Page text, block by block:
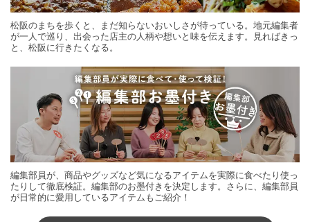
松阪のまちを歩くと、まだ知らないおいしさが待っている。地元編集者
が一人で巡り、出会った店主の人柄や想いと味を伝えます。見ればきっ
と、松阪に行きたくなる。
編集部員が、商品やグッズなど気になるアイテムを実際に食べたり使っ
たりして徹底検証。編集部のお墨付きを決定します。さらに、編集部員
が日常的に愛用しているアイテムもご紹介！